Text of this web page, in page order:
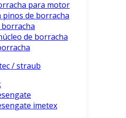
para motor
pinos de borracha
de borracha
/ straub
imetex